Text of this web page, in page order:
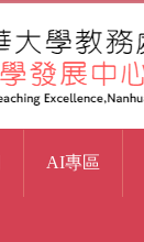
AI專區